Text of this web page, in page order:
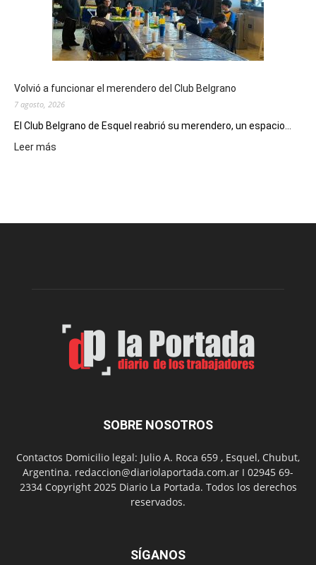
dos
funciones
de
Spider
Un
Nuevo
Volvió a funcionar el merendero del Club Belgrano
7 agosto, 2026
El Club Belgrano de Esquel reabrió su merendero, un espacio...
Leer más
merendero
SOBRE NOSOTROS
Contactos Domicilio legal: Julio A. Roca 659 , Esquel, Chubut,
Argentina. redaccion@diariolaportada.com.ar I 02945 69-
2334 Copyright 2025 Diario La Portada. Todos los derechos
reservados.
SÍGANOS